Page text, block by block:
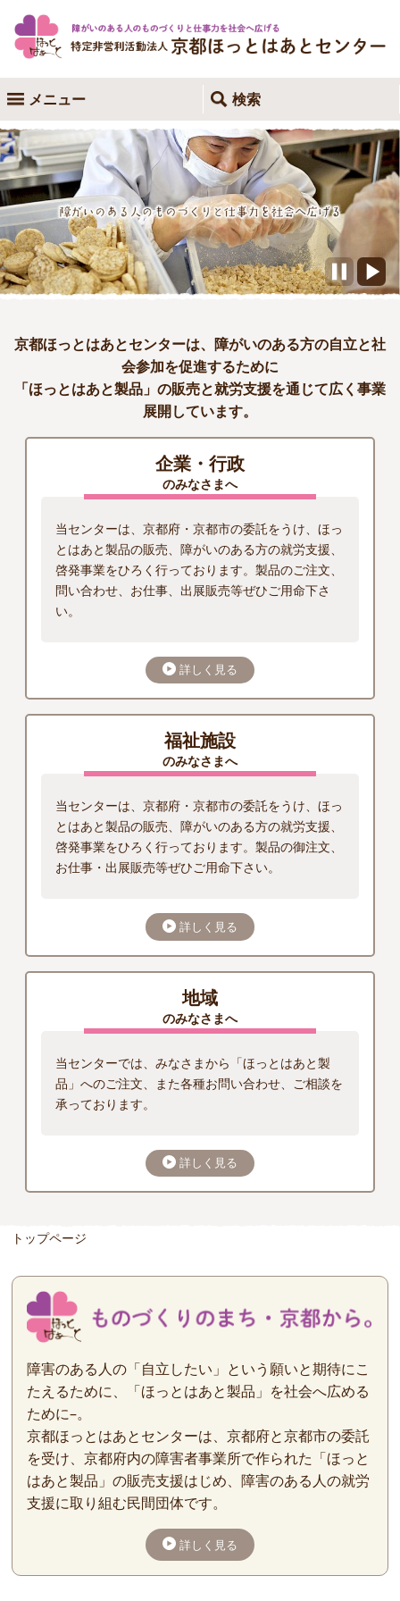
メニュー 検索
 
京都ほっとはあとセンターは、障がいのある方の自立と社
会参加を促進するために
「ほっとはあと製品」の販売と就労支援を通じて広く事業
展開しています。
企業・行政
のみなさまへ
当センターは、京都府・京都市の委託をうけ、ほっ
とはあと製品の販売、障がいのある方の就労支援、
啓発事業をひろく行っております。製品のご注文、
問い合わせ、お仕事、出展販売等ぜひご用命下さ
い。
詳しく見る
福祉施設
のみなさまへ
当センターは、京都府・京都市の委託をうけ、ほっ
とはあと製品の販売、障がいのある方の就労支援、
啓発事業をひろく行っております。製品の御注文、
お仕事・出展販売等ぜひご用命下さい。
詳しく見る
地域
のみなさまへ
当センターでは、みなさまから「ほっとはあと製
品」へのご注文、また各種お問い合わせ、ご相談を
承っております。
詳しく見る
トップページ
障害のある人の「自立したい」という願いと期待にこ
たえるために、「ほっとはあと製品」を社会へ広める
ために–。
京都ほっとはあとセンターは、京都府と京都市の委託
を受け、京都府内の障害者事業所で作られた「ほっと
はあと製品」の販売支援はじめ、障害のある人の就労
支援に取り組む民間団体です。
詳しく見る